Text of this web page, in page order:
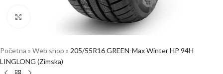
Početna » Web shop » 205/55R16 GREEN-Max Winter HP 94H
LINGLONG (Zimska)